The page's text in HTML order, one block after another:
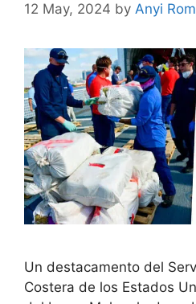
12 May, 2024 by Anyi
Un destacamento del
Costera de los Estados